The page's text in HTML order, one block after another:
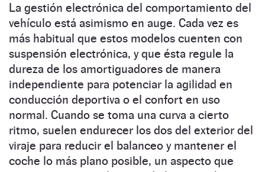
La gestión electrónica del comportamiento del
vehículo está asimismo en auge. Cada vez es
más habitual que estos modelos cuenten con
suspensión electrónica, y que ésta regule la
dureza de los amortiguadores de manera
independiente para potenciar la agilidad en
conducción deportiva o el confort en uso
normal. Cuando se toma una curva a cierto
ritmo, suelen endurecer los dos del exterior del
viraje para reducir el balanceo y mantener el
coche lo más plano posible, un aspecto que